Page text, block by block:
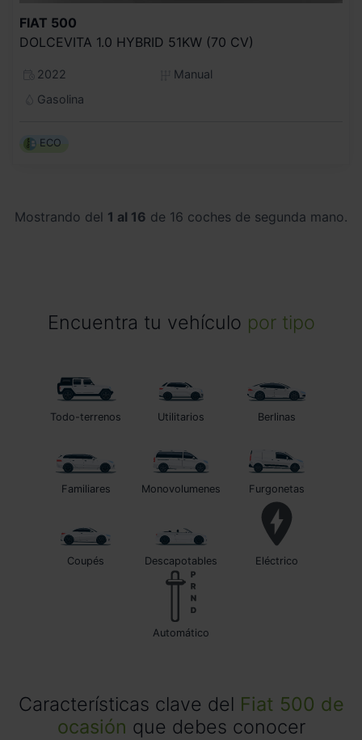
FIAT 500
DOLCEVITA 1.0 HYBRID 51KW (70 CV)
2022
Manual
Gasolina
ECO
Mostrando del 1 al 16 de 16 coches de segunda mano.
Encuentra tu vehículo por tipo
Todo-terrenos Utilitarios Berlinas
Familiares Monovolumenes Furgonetas
Coupés Descapotables Eléctrico
automático
Características clave del Fiat 500 de
ocasión que debes conocer